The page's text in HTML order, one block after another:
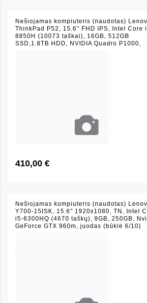
Nešiojamas kompiuteris (naudotas)
ThinkPad P52, 15.6'' FHD IPS, Intel Core
8850H (10073 taškai), 16GB, 512GB
SSD,1.8TB HDD, NVIDIA Quadro P1000,
410,00 €
Nešiojamas kompiuteris (naudotas)
Y700-15ISK, 15.6" 1920x1080, TN, Intel
i5-6300HQ (4670 taškų), 8GB, 250GB,
GeForce GTX 960m, juodas (būklė 6/10)